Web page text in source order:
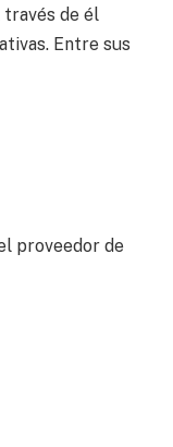
través de él
Entre sus
proveedor de